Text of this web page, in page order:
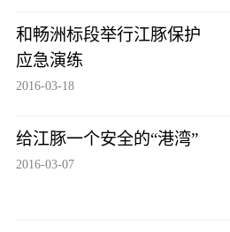
和畅洲标段举行江豚保护
应急演练
2016-03-18
给江豚一个安全的“港湾”
2016-03-07